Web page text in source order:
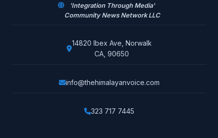
'Integration Through Media'
Community News Network LLC
14820 Ibex Ave, Norwalk
CA, 90650
info@thehimalayanvoice.com
323 717 7445